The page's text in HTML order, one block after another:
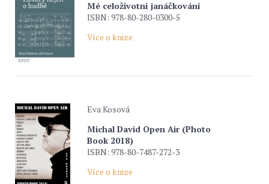
Mé celoživotní janáčkování
ISBN: 978-80-280-0300-5
Více o knize
Eva Kosová
Michal David Open Air (Photo
Book 2018)
ISBN: 978-80-7487-272-3
Více o knize